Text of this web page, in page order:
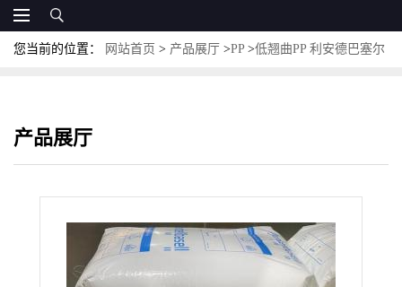
您当前的位置： 网站首页 > 产品展厅 >PP >低翘曲PP 利安德巴塞尔
产品展厅